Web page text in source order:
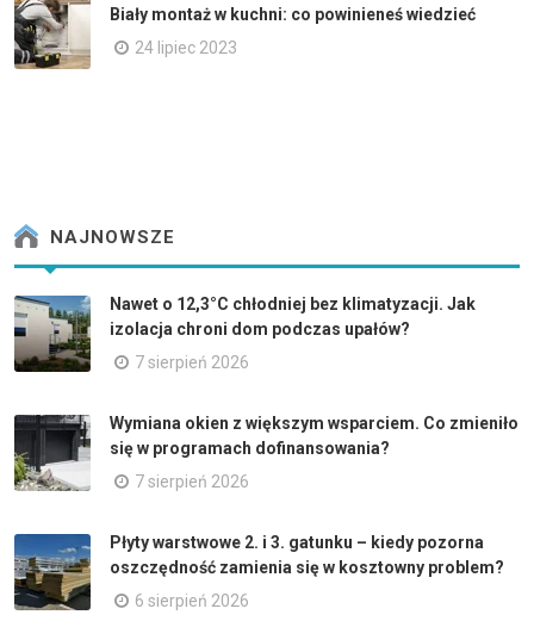
Biały montaż w kuchni: co powinieneś wiedzieć
24 lipiec 2023
NAJNOWSZE
Nawet o 12,3°C chłodniej bez klimatyzacji. Jak
izolacja chroni dom podczas upałów?
7 sierpień 2026
Wymiana okien z większym wsparciem. Co zmieniło
się w programach dofinansowania?
7 sierpień 2026
Płyty warstwowe 2. i 3. gatunku – kiedy pozorna
oszczędność zamienia się w kosztowny problem?
6 sierpień 2026